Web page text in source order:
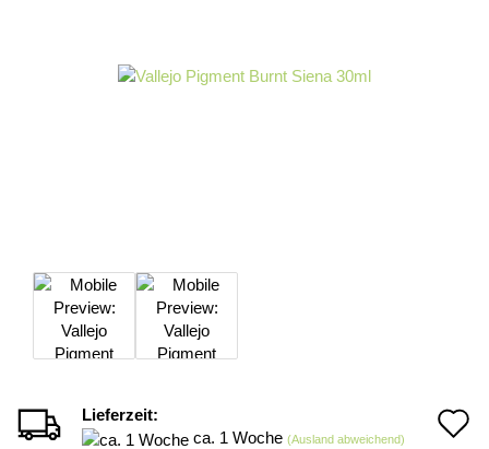
Lieferzeit:
ca. 1 Woche (Ausland abweichend)